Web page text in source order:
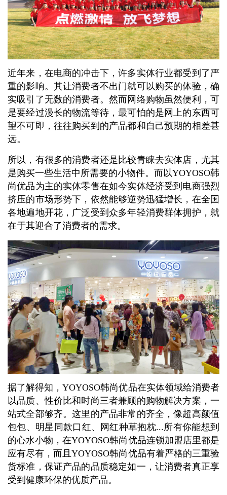
近年来，在电商的冲击下，许多实体行业都受到了严
重的影响。其让消费者不出门就可以购买的体验，确
实吸引了无数的消费者。然而网络购物虽然便利，可
是要经过漫长的物流等待，最可怕的是网上的东西可
望不可即，往往购买到的产品都和自己预期的相差甚
远。
所以，有很多的消费者还是比较青睐去实体店，尤其
是购买一些生活中所需要的小物件。而以YOYOSO韩
尚优品为主的实体零售在如今实体经济受到电商强烈
挤压的市场形势下，依然能够逆势迅猛增长，在全国
各地遍地开花，广泛受到众多年轻消费群体拥护，就
在于其迎合了消费者的需求。
据了解得知，YOYOSO韩尚优品在实体领域给消费者
以品质、性价比和时尚三者兼顾的购物解决方案，一
站式全部够齐。这里的产品非常的齐全，像超高颜值
包包、明星同款口红、网红种草抱枕...所有你能想到
的心水小物，在YOYOSO韩尚优品连锁加盟店里都是
应有尽有，而且YOYOSO韩尚优品有着严格的三重验
货标准，保证产品的品质稳定如一，让消费者真正享
受到健康环保的优质产品。